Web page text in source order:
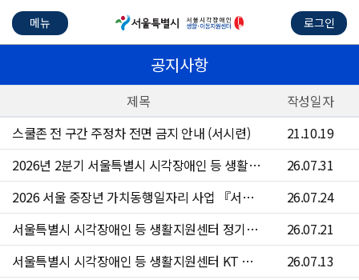
메뉴 로그인
공지사항
제목
작성일자
스쿨존 전 구간 주정차 전면 금지 안내 (서시련)
21.10.19
2026년 2분기 서울특별시 시각장애인 등 생활지원센터 수의계약 현황
26.07.31
2026 서울 중장년 가치동행일자리 사업 『서울시각장애인등생활지원센터 운전원』참여자 4차 모집 공고문
26.07.24
서울특별시 시각장애인 등 생활지원센터 정기점검 안내
26.07.21
서울특별시 시각장애인 등 생활지원센터 KT 문자 서비스 점검 안내
26.07.13